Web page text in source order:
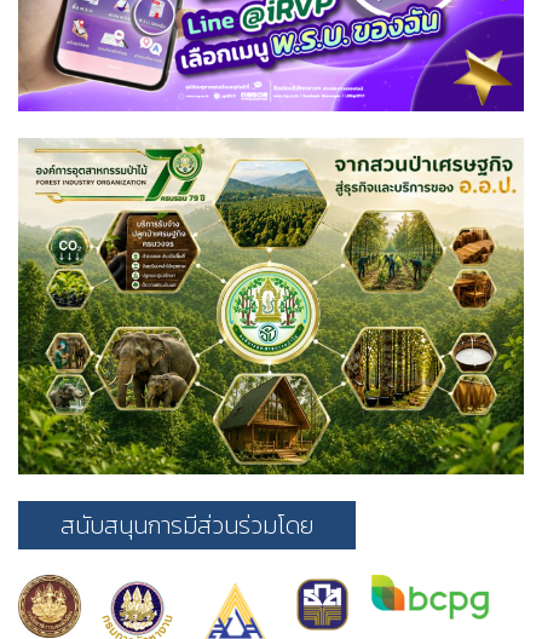
สนับสนุนการมีส่วนร่วมโดย